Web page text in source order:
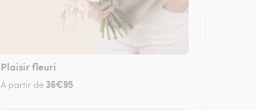
Plaisir fleuri
À partir de 36€95